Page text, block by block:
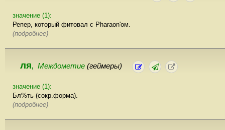
значение (1):
Репер, который фитовал с Pharaon'ом.
(подробнее)
ля, Междометие (геймеры)
значение (1):
Бл%ть (сокр.форма).
(подробнее)